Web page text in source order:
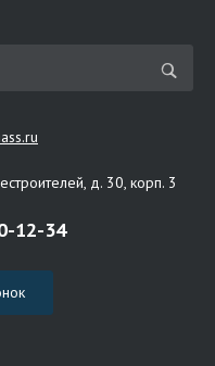
д. 30, корп. 3
12-34